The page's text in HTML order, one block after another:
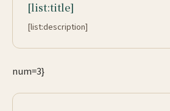
[list:title]
[list:description]
num=3}